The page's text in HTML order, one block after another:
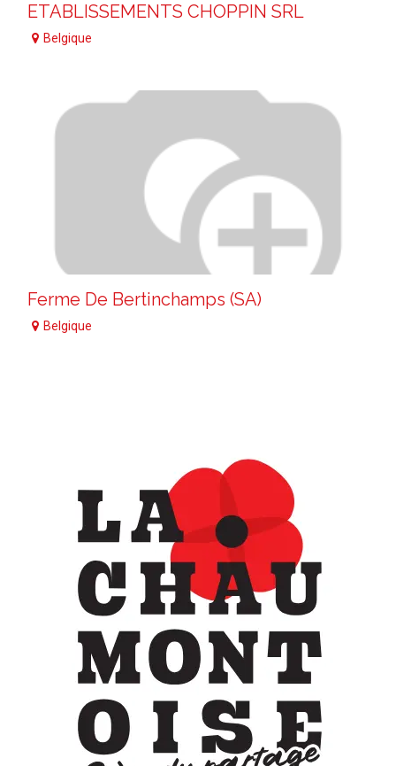
ETABLISSEMENTS CHOPPIN SRL
Belgique
Ferme De Bertinchamps (SA)
Belgique